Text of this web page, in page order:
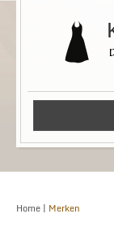
Home | Merken